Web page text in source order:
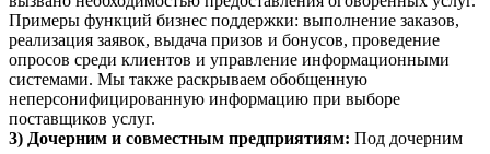
Примеры функций бизнес поддержки: выполнение заказов,
реализация заявок, выдача призов и бонусов, проведение
опросов среди клиентов и управление информационными
системами. Мы также раскрываем обобщенную
неперсонифицированную информацию при выборе
поставщиков услуг.
3) Дочерним и совместным предприятиям: Под дочерним